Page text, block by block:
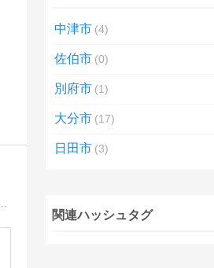
中津市 4
佐伯市 0
別府市 1
大分市 17
日田市 3
関連ハッシュタグ